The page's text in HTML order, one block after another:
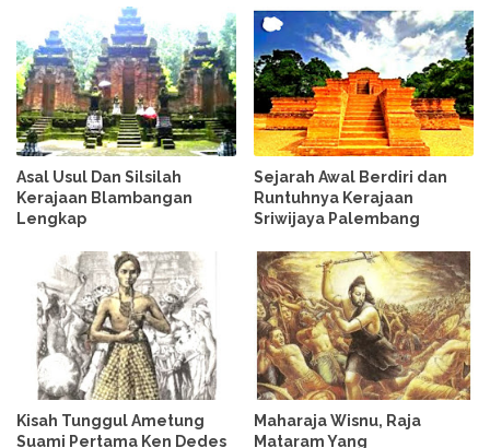
Asal Usul Dan Silsilah
Kerajaan Blambangan
Lengkap
Sejarah Awal Berdiri dan
Runtuhnya Kerajaan
Sriwijaya Palembang
Kisah Tunggul Ametung
Suami Pertama Ken Dedes
Maharaja Wisnu, Raja
Mataram Yang